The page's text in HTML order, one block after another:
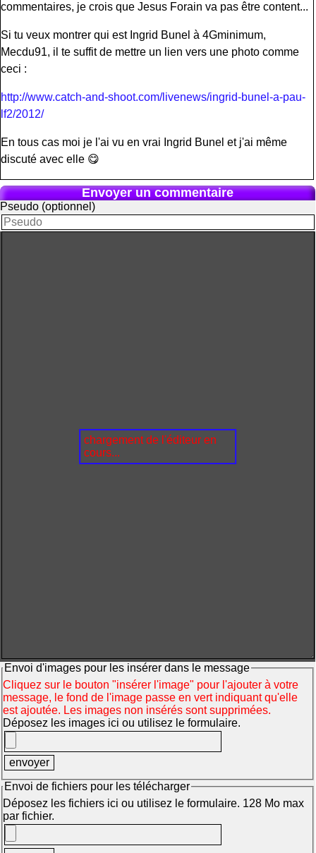
commentaires, je crois que Jesus Forain va pas être content...
Si tu veux montrer qui est Ingrid Bunel à 4Gminimum,
Mecdu91, il te suffit de mettre un lien vers une photo comme
ceci :
http://www.catch-and-shoot.com/livenews/ingrid-bunel-a-pau-
lf2/2012/
En tous cas moi je l'ai vu en vrai Ingrid Bunel et j'ai même
discuté avec elle 😋
Envoyer un commentaire
Pseudo (optionnel)
chargement de l'éditeur en
cours...
Envoi d'images pour les insérer dans le message
Cliquez sur le bouton "insérer l'image" pour l'ajouter à votre
message, le fond de l'image passe en vert indiquant qu'elle
est ajoutée. Les images non insérés sont supprimées.
Déposez les images ici ou utilisez le formulaire.
Envoi de fichiers pour les télécharger
Déposez les fichiers ici ou utilisez le formulaire. 128 Mo max
par fichier.